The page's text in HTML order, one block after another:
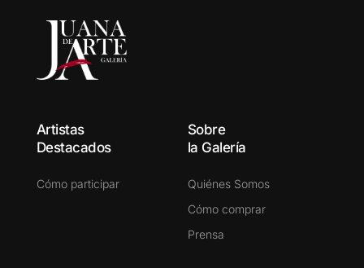
Artistas
Destacados
Cómo participar
Sobre
la Galería
Quiénes Somos
Cómo comprar
Prensa